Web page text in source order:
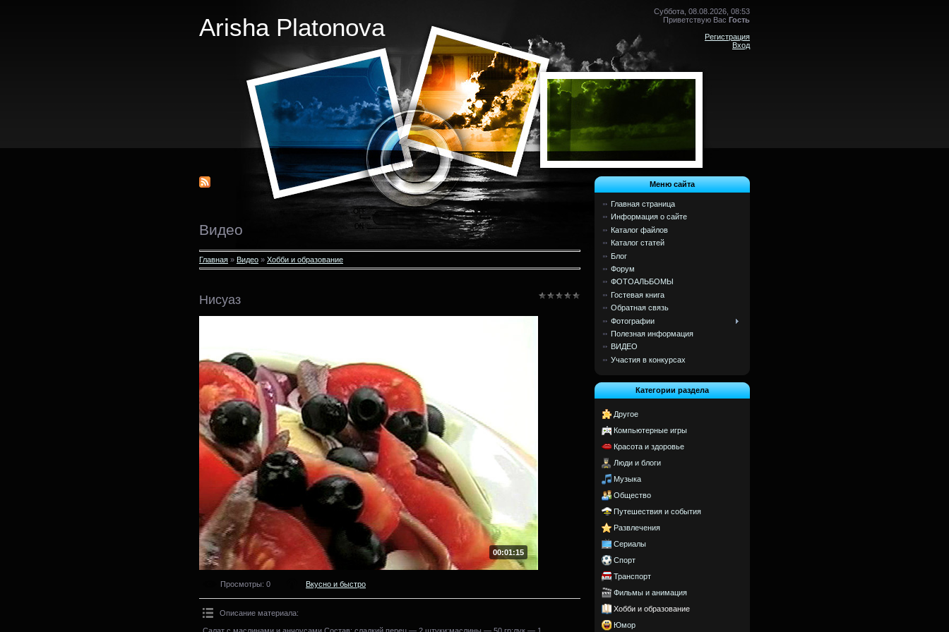
Arisha Platonova
Суббота, 08.08.2026, 08:53
Приветствую Вас Гость
Регистрация
Вход
Видео
Главная » Видео » Хобби и образование
Нисуаз
00:01:15
Просмотры: 0 Вкусно и быстро
Описание материала:
Салат с маслинами и анчоусами.Состав: сладкий перец — 2 штуки;маслины — 50 гр;лук — 1
Меню сайта
Главная страница
Информация о сайте
Каталог файлов
Каталог статей
Блог
Форум
ФОТОАЛЬБОМЫ
Гостевая книга
Обратная связь
Фотографии
Полезная информация
ВИДЕО
Участия в конкурсах
Категории раздела
Другое
Компьютерные игры
Красота и здоровье
Люди и блоги
Музыка
Общество
Путешествия и события
Развлечения
Сериалы
Спорт
Транспорт
Фильмы и анимация
Хобби и образование
Юмор